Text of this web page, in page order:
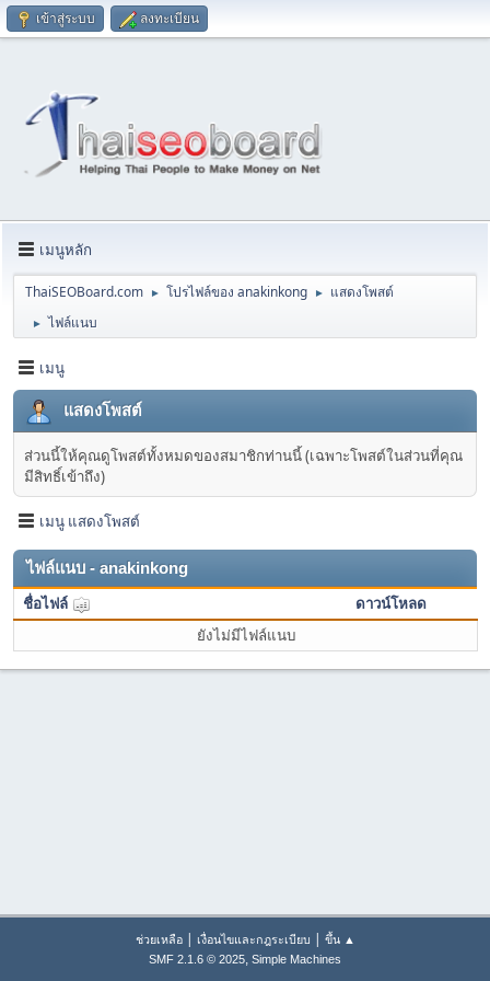
เข้าสู่ระบบ ลงทะเบียน
เมนูหลัก
ThaiSEOBoard.com ► โปรไฟล์ของ anakinkong ► แสดงโพสต์
► ไฟล์แนบ
เมนู
แสดงโพสต์
ส่วนนี้ให้คุณดูโพสต์ทั้งหมดของสมาชิกท่านนี้ (เฉพาะโพสต์ในส่วนที่คุณ
มีสิทธิ์เข้าถึง)
เมนู แสดงโพสต์
ไฟล์แนบ - anakinkong
ชื่อไฟล์
ดาวน์โหลด
ยังไม่มีไฟล์แนบ
ช่วยเหลือ| เงื่อนไขและกฎระเบียบ | ขึ้น ▲
SMF 2.1.6 © 2025, Simple Machines